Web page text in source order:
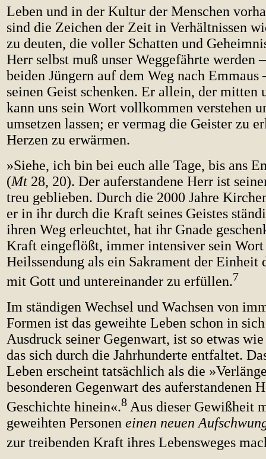
Leben und in der Kultur der Menschen
sind die Zeichen der Zeit in Verhältnissen
zu deuten, die voller Schatten und
Herr selbst muß unser Weggefährte
beiden Jüngern auf dem Weg nach
seinen Geist schenken. Er allein, der mitten
kann uns sein Wort vollkommen verstehen
umsetzen lassen; er vermag die Geister zu
Herzen zu erwärmen.
»Siehe, ich bin bei euch alle Tage, bis ans
(Mt 28, 20). Der auferstandene Herr ist
treu geblieben. Durch die 2000 Jahre
er in ihr durch die Kraft seines Geistes
ihren Weg erleuchtet, hat ihr Gnade
Kraft eingeflößt, immer intensiver sein Wort
Heilssendung als ein Sakrament der Einheit
mit Gott und untereinander zu erfüllen.7
Im ständigen Wechsel und Wachsen von
Formen ist das geweihte Leben schon in
Ausdruck seiner Gegenwart, ist so etwas
das sich durch die Jahrhunderte entfaltet.
Leben erscheint tatsächlich als die
besonderen Gegenwart des auferstandenen
Geschichte hinein«.8 Aus dieser Gewißheit
geweihten Personen einen neuen
zur treibenden Kraft ihres Lebensweges